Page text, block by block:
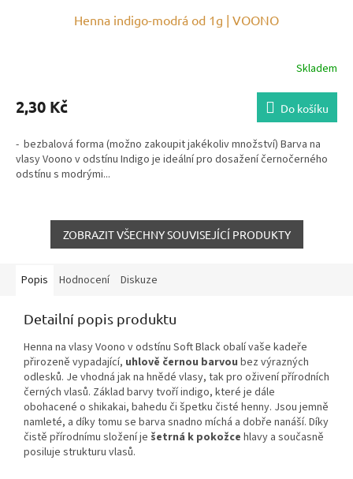
Henna indigo-modrá od 1g | VOONO
Skladem
2,30 Kč Do košíku
- bezbalová forma (možno zakoupit jakékoliv množství) Barva na
vlasy Voono v odstínu Indigo je ideální pro dosažení černočerného
odstínu s modrými...
ZOBRAZIT VŠECHNY SOUVISEJÍCÍ PRODUKTY
Popis Hodnocení Diskuze
Detailní popis produktu
Henna na vlasy Voono v odstínu Soft Black obalí vaše kadeře
přirozeně vypadající, uhlově černou barvou bez výrazných
odlesků. Je vhodná jak na hnědé vlasy, tak pro oživení přírodních
černých vlasů. Základ barvy tvoří indigo, které je dále
obohacené o shikakai, bahedu či špetku čisté henny. Jsou jemně
namleté, a díky tomu se barva snadno míchá a dobře nanáší. Díky
čistě přírodnímu složení je šetrná k pokožce hlavy a současně
posiluje strukturu vlasů.